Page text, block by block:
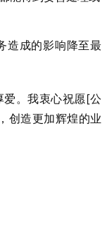
造成的影响降至最
爱。我衷心祝愿[公
创造更加辉煌的业